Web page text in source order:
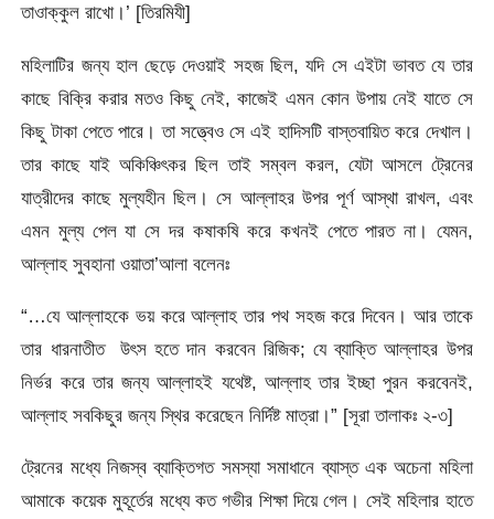
তাওাক্কুল রাখো।’ [তিরমিযী]
মহিলাটির জন্য হাল ছেড়ে দেওয়াই সহজ ছিল, যদি সে এইটা ভাবত যে তার
কাছে বিক্রি করার মতও কিছু নেই, কাজেই এমন কোন উপায় নেই যাতে সে
কিছু টাকা পেতে পারে। তা সত্ত্বেও সে এই হাদিসটি বাস্তবায়িত করে দেখাল।
তার কাছে যাই অকিঞ্চিৎকর ছিল তাই সম্বল করল, যেটা আসলে ট্রেনের
যাত্রীদের কাছে মুল্যহীন ছিল। সে আল্লাহর উপর পূর্ণ আস্থা রাখল, এবং
এমন মুল্য পেল যা সে দর কষাকষি করে কখনই পেতে পারত না। যেমন,
আল্লাহ সুবহানা ওয়াতা’আলা বলেনঃ
“…যে আল্লাহকে ভয় করে আল্লাহ তার পথ সহজ করে দিবেন। আর তাকে
তার ধারনাতীত উৎস হতে দান করবেন রিজিক; যে ব্যাক্তি আল্লাহর উপর
নির্ভর করে তার জন্য আল্লাহই যথেষ্ট, আল্লাহ তার ইচ্ছা পুরন করবেনই,
আল্লাহ সবকিছুর জন্য স্থির করেছেন নির্দিষ্ট মাত্রা।” [সূরা তালাকঃ ২-৩]
ট্রেনের মধ্যে নিজস্ব ব্যাক্তিগত সমস্যা সমাধানে ব্যাস্ত এক অচেনা মহিলা
আমাকে কয়েক মুহূর্তের মধ্যে কত গভীর শিক্ষা দিয়ে গেল। সেই মহিলার হাতে